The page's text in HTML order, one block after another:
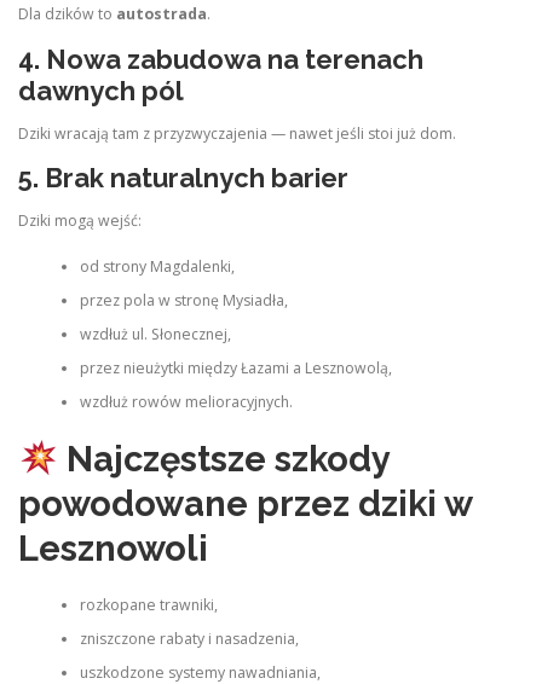
Dla dzików to autostrada.
4. Nowa zabudowa na terenach
dawnych pól
Dziki wracają tam z przyzwyczajenia — nawet jeśli stoi już dom.
5. Brak naturalnych barier
Dziki mogą wejść:
od strony Magdalenki,
przez pola w stronę Mysiadła,
wzdłuż ul. Słonecznej,
przez nieużytki między Łazami a Lesznowolą,
wzdłuż rowów melioracyjnych.
Najczęstsze szkody
powodowane przez dziki w
Lesznowoli
rozkopane trawniki,
zniszczone rabaty i nasadzenia,
uszkodzone systemy nawadniania,